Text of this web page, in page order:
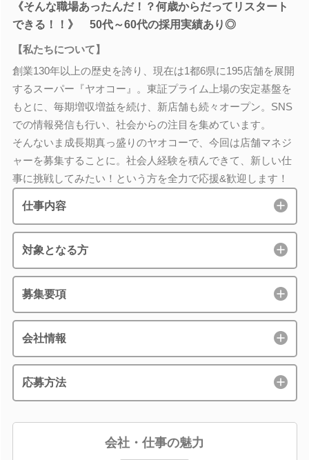
《そんな職場あったんだ！？何歳からだってリスタート
できる！！》 50代～60代の採用実績あり◎
【私たちについて】
創業130年以上の歴史を誇り、現在は1都6県に195店舗を展開
するスーパー『ヤオコー』。東証プライム上場の安定基盤を
もとに、毎期増収増益を続け、新店舗も続々オープン。SNS
での情報発信も行い、社会からの注目を集めています。
そんないま成長期真っ盛りのヤオコーで、今回は店舗マネジ
ャーを募集することに。社会人経験を積んできて、新しい仕
事に挑戦してみたい！という方を全力で応援&歓迎します！
仕事内容
対象となる方
募集要項
会社情報
応募方法
会社・仕事の魅力